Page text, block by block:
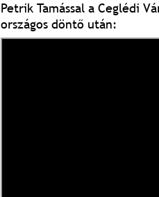
Petrik Tamással a Ceglédi
országos döntő után: